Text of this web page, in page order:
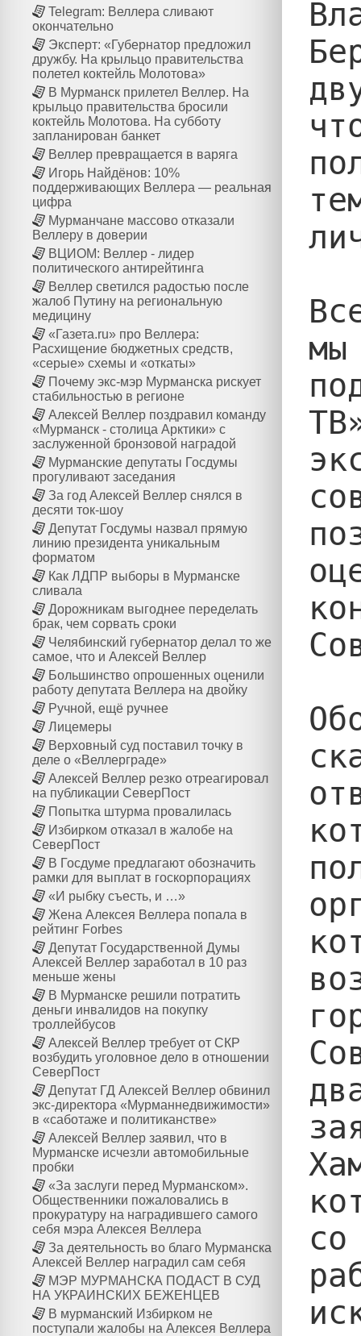
Telegram: Веллера сливают
окончательно
Эксперт: «Губернатор предложил
дружбу. На крыльцо правительства
полетел коктейль Молотова»
В Мурманск прилетел Веллер. На
крыльцо правительства бросили
коктейль Молотова. На субботу
запланирован банкет
Веллер превращается в варяга
Игорь Найдёнов: 10%
поддерживающих Веллера — реальная
цифра
Мурманчане массово отказали
Веллеру в доверии
ВЦИОМ: Веллер - лидер
политического антирейтинга
Веллер светился радостью после
жалоб Путину на региональную
медицину
«Газета.ru» про Веллера:
Расхищение бюджетных средств,
«серые» схемы и «откаты»
Почему экс-мэр Мурманска рискует
стабильностью в регионе
Алексей Веллер поздравил команду
«Мурманск - столица Арктики» с
заслуженной бронзовой наградой
Мурманские депутаты Госдумы
прогуливают заседания
За год Алексей Веллер снялся в
десяти ток-шоу
Депутат Госдумы назвал прямую
линию президента уникальным
форматом
Как ЛДПР выборы в Мурманске
сливала
Дорожникам выгоднее переделать
брак, чем сорвать сроки
Челябинский губернатор делал то же
самое, что и Алексей Веллер
Большинство опрошенных оценили
работу депутата Веллера на двойку
Ручной, ещё ручнее
Лицемеры
Верховный суд поставил точку в
деле о «Веллерграде»
Алексей Веллер резко отреагировал
на публикации СеверПост
Попытка штурма провалилась
Избирком отказал в жалобе на
СеверПост
В Госдуме предлагают обозначить
рамки для выплат в госкорпорациях
«И рыбку съесть, и …»
Жена Алексея Веллера попала в
рейтинг Forbes
Депутат Государственной Думы
Алексей Веллер заработал в 10 раз
меньше жены
В Мурманске решили потратить
деньги инвалидов на покупку
троллейбусов
Алексей Веллер требует от СКР
возбудить уголовное дело в отношении
СеверПост
Депутат ГД Алексей Веллер обвинил
экс-директора «Мурманнедвижимости»
в «саботаже и политиканстве»
Алексей Веллер заявил, что в
Мурманске исчезли автомобильные
пробки
«За заслуги перед Мурманском».
Общественники пожаловались в
прокуратуру на наградившего самого
себя мэра Алексея Веллера
За деятельность во благо Мурманска
Алексей Веллер наградил сам себя
МЭР МУРМАНСКА ПОДАСТ В СУД
НА УКРАИНСКИХ БЕЖЕНЦЕВ
В мурманский Избирком не
поступали жалобы на Алексея Веллера
мы
со